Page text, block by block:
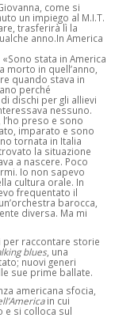
come si
un impiego al M.I.T.
trasferirà lì la
anno.In America
stata in America
morto in quell’anno,
quando stava in
perché
dischi per gli allievi
nessuno.
preso e sono
imparato e sono
tornata in Italia
la situazione
a nascere. Poco
Io non sapevo
cultura orale. In
frequentato il
barocca,
diversa. Ma mi
per raccontare storie
blues, una
nuovi generi
sue prime ballate.
americana sfocia,
in cui
e si colloca sul